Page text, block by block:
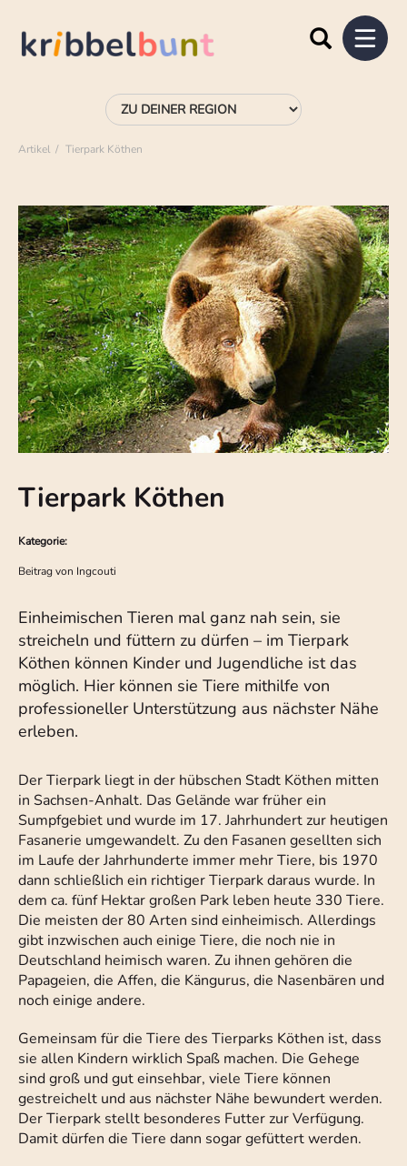
Artikel Tierpark Köthen
Tierpark Köthen
Kategorie:
Beitrag von Ingcouti
Einheimischen Tieren mal ganz nah sein, sie
streicheln und füttern zu dürfen – im Tierpark
Köthen können Kinder und Jugendliche ist das
möglich. Hier können sie Tiere mithilfe von
professioneller Unterstützung aus nächster Nähe
erleben.
Der Tierpark liegt in der hübschen Stadt Köthen mitten
in Sachsen-Anhalt. Das Gelände war früher ein
Sumpfgebiet und wurde im 17. Jahrhundert zur heutigen
Fasanerie umgewandelt. Zu den Fasanen gesellten sich
im Laufe der Jahrhunderte immer mehr Tiere, bis 1970
dann schließlich ein richtiger Tierpark daraus wurde. In
dem ca. fünf Hektar großen Park leben heute 330 Tiere.
Die meisten der 80 Arten sind einheimisch. Allerdings
gibt inzwischen auch einige Tiere, die noch nie in
Deutschland heimisch waren. Zu ihnen gehören die
Papageien, die Affen, die Kängurus, die Nasenbären und
noch einige andere.
Gemeinsam für die Tiere des Tierparks Köthen ist, dass
sie allen Kindern wirklich Spaß machen. Die Gehege
sind groß und gut einsehbar, viele Tiere können
gestreichelt und aus nächster Nähe bewundert werden.
Der Tierpark stellt besonderes Futter zur Verfügung.
Damit dürfen die Tiere dann sogar gefüttert werden.